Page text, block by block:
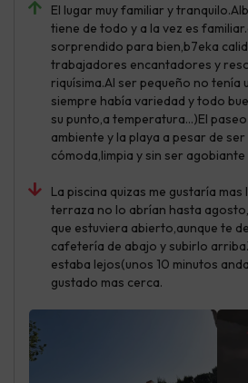
El lugar muy familiar y
tiene de todo y a la vez es
sorprendido para bien,b7eka
trabajadores encantadores y
riquísima.Al ser pequeño no tenía
siempre había variedad y todo
su punto,a temperatura...)El
ambiente y la playa a pesar de
cómoda,limpia y sin ser agobiante
La piscina quizas me gustaría mas
terraza no lo abrían hasta
que estuviera abierto,aunque te
cafetería de abajo y subirlo
estaba lejos(unos 10 minutos
gustado mas cerca.